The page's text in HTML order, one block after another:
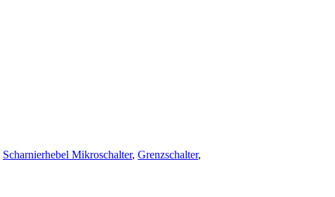
Scharnierhebel Mikroschalter, Grenzschalter,